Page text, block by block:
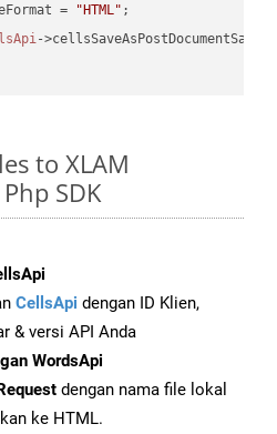
= "HTML"
-
to XLAM
SDK
CellsApi dengan ID Klien,
& versi API Anda
WordsApi
dengan nama file lokal
ke HTML.